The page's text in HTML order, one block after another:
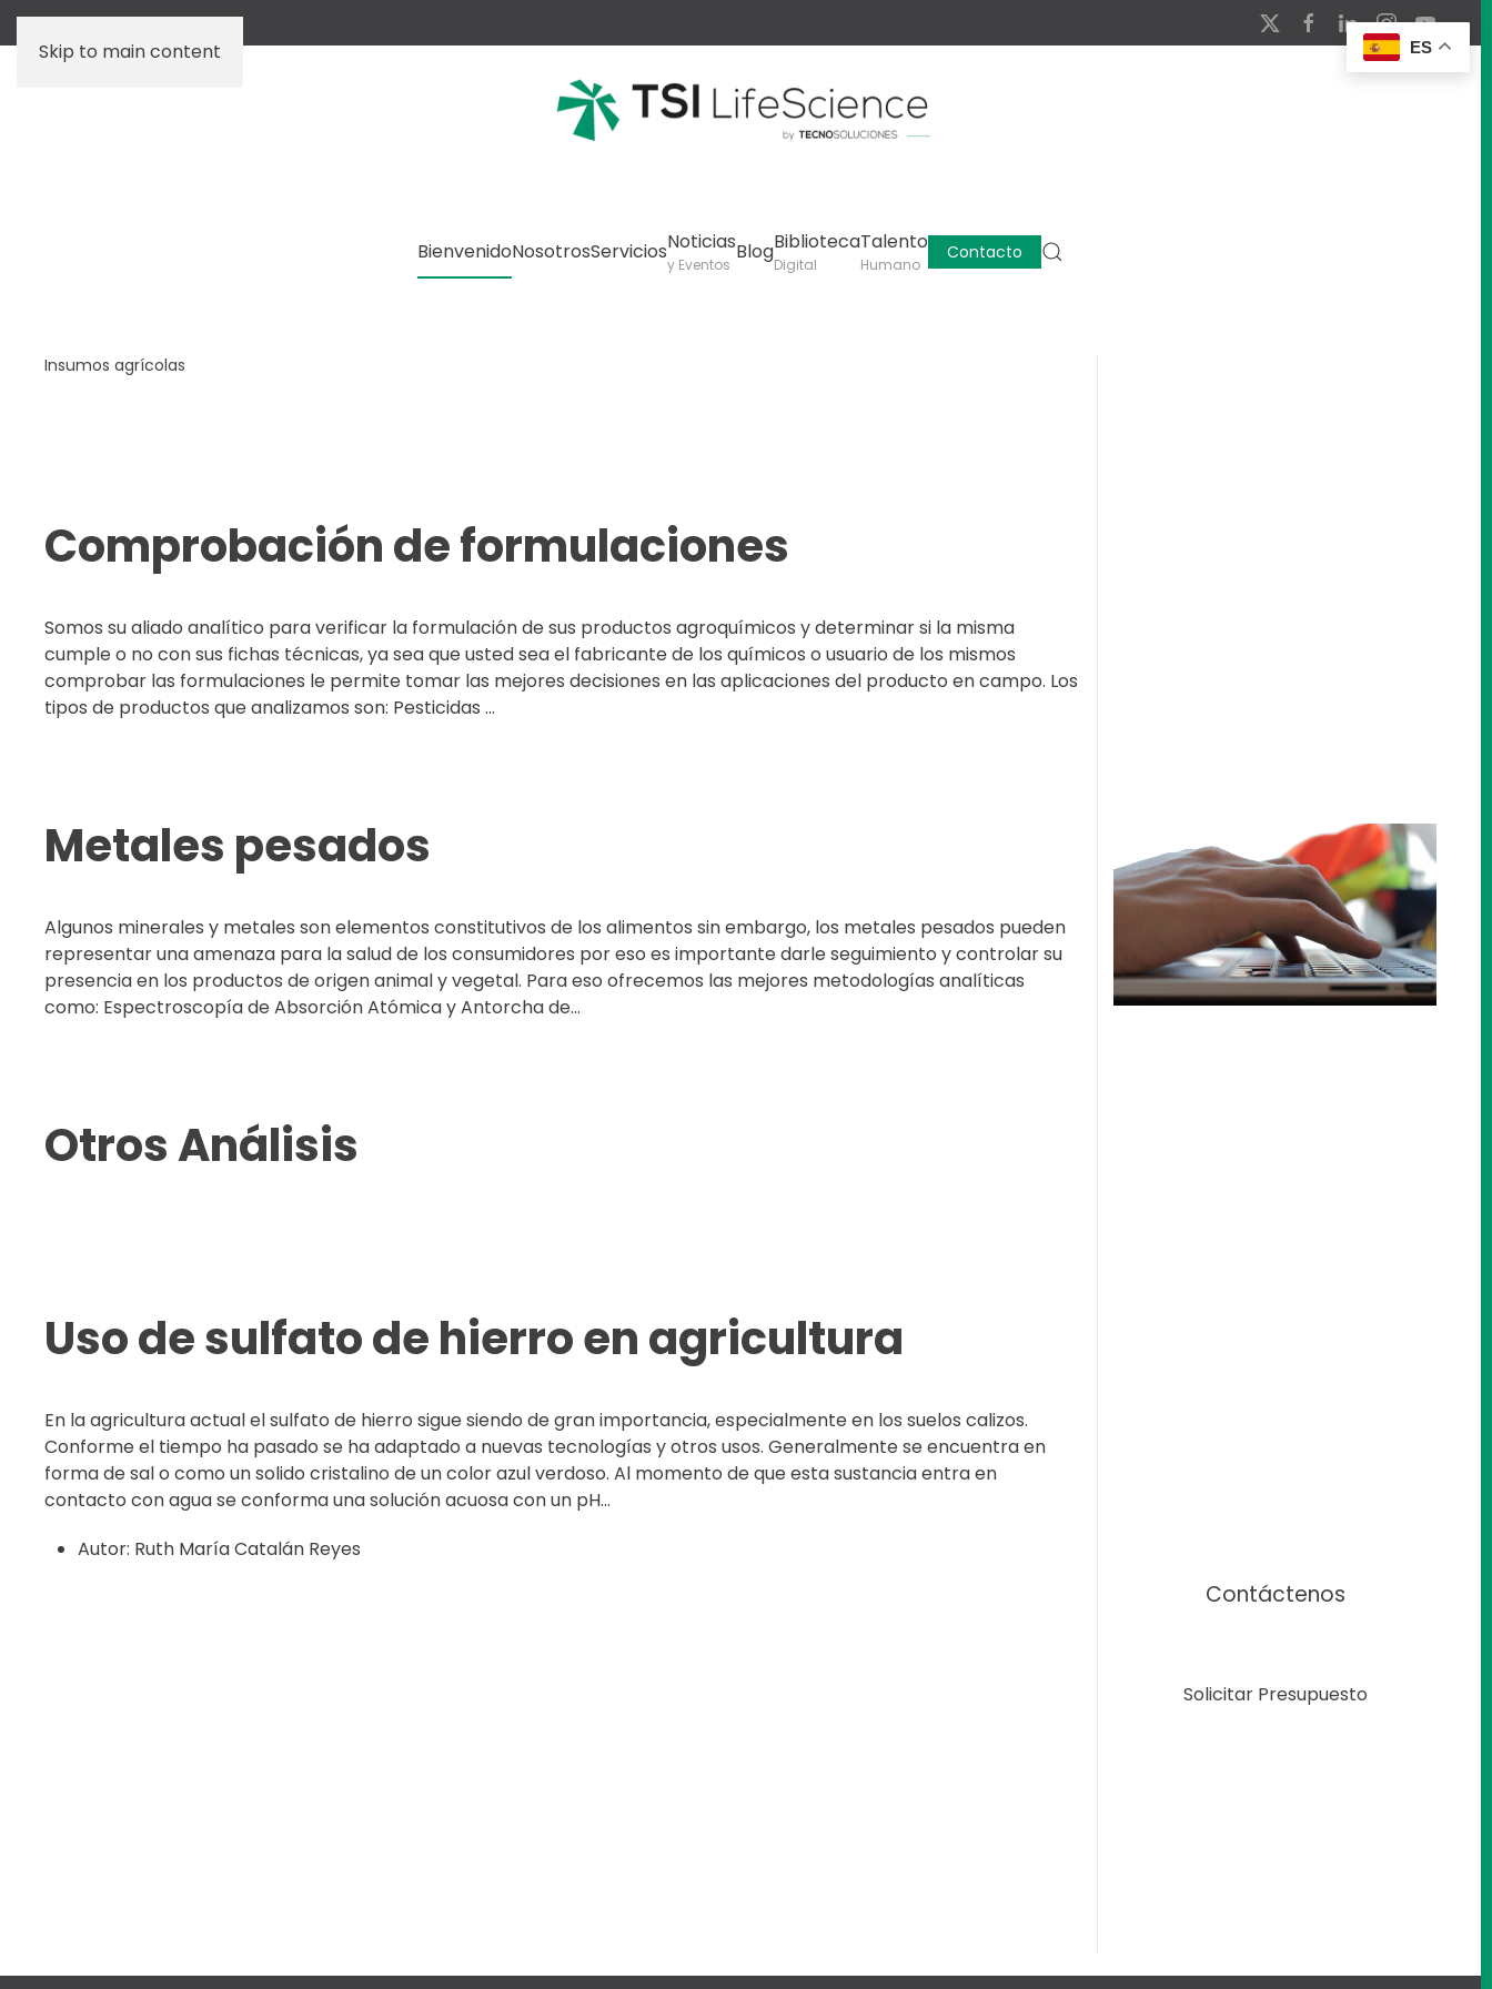
Skip to main content
BienvenidoNosotrosServiciosNoticias
y Eventos
BlogBiblioteca
Digital
Talento
Humano
Contacto
ES
Insumos agrícolas
Comprobación de formulaciones
Somos su aliado analítico para verificar la formulación de sus productos agroquímicos y determinar si la misma
cumple o no con sus fichas técnicas, ya sea que usted sea el fabricante de los químicos o usuario de los mismos
comprobar las formulaciones le permite tomar las mejores decisiones en las aplicaciones del producto en campo. Los
tipos de productos que analizamos son: Pesticidas ...
Metales pesados
Algunos minerales y metales son elementos constitutivos de los alimentos sin embargo, los metales pesados pueden
representar una amenaza para la salud de los consumidores por eso es importante darle seguimiento y controlar su
presencia en los productos de origen animal y vegetal. Para eso ofrecemos las mejores metodologías analíticas
como: Espectroscopía de Absorción Atómica y Antorcha de...
Otros Análisis
Uso de sulfato de hierro en agricultura
En la agricultura actual el sulfato de hierro sigue siendo de gran importancia, especialmente en los suelos calizos.
Conforme el tiempo ha pasado se ha adaptado a nuevas tecnologías y otros usos. Generalmente se encuentra en
forma de sal o como un solido cristalino de un color azul verdoso. Al momento de que esta sustancia entra en
contacto con agua se conforma una solución acuosa con un pH...
Autor: Ruth María Catalán Reyes
Contáctenos
Solicitar Presupuesto